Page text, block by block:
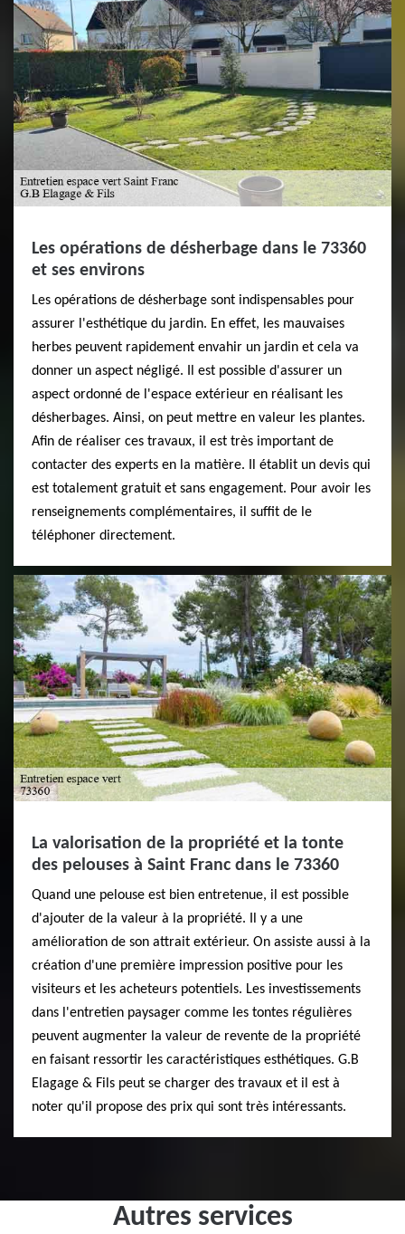
Les opérations de désherbage dans le 73360
et ses environs
Les opérations de désherbage sont indispensables pour
assurer l'esthétique du jardin. En effet, les mauvaises
herbes peuvent rapidement envahir un jardin et cela va
donner un aspect négligé. Il est possible d'assurer un
aspect ordonné de l'espace extérieur en réalisant les
désherbages. Ainsi, on peut mettre en valeur les plantes.
Afin de réaliser ces travaux, il est très important de
contacter des experts en la matière. Il établit un devis qui
est totalement gratuit et sans engagement. Pour avoir les
renseignements complémentaires, il suffit de le
téléphoner directement.
La valorisation de la propriété et la tonte
des pelouses à Saint Franc dans le 73360
Quand une pelouse est bien entretenue, il est possible
d'ajouter de la valeur à la propriété. Il y a une
amélioration de son attrait extérieur. On assiste aussi à la
création d'une première impression positive pour les
visiteurs et les acheteurs potentiels. Les investissements
dans l'entretien paysager comme les tontes régulières
peuvent augmenter la valeur de revente de la propriété
en faisant ressortir les caractéristiques esthétiques. G.B
Elagage & Fils peut se charger des travaux et il est à
noter qu'il propose des prix qui sont très intéressants.
Autres services